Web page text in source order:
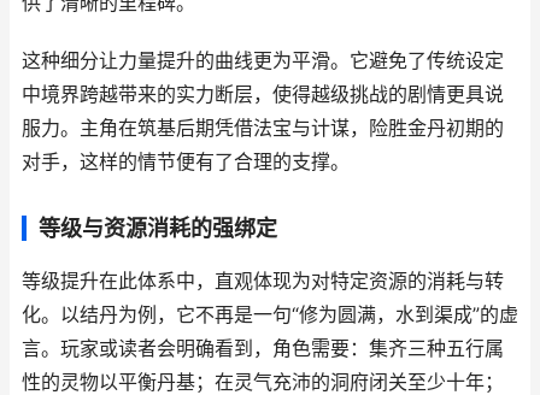
这种细分让力量提升的曲线更为平滑。它避免了传统设定
中境界跨越带来的实力断层，使得越级挑战的剧情更具说
服力。主角在筑基后期凭借法宝与计谋，险胜金丹初期的
对手，这样的情节便有了合理的支撑。
等级与资源消耗的强绑定
等级提升在此体系中，直观体现为对特定资源的消耗与转
化。以结丹为例，它不再是一句“修为圆满，水到渠成”的虚
言。玩家或读者会明确看到，角色需要：集齐三种五行属
性的灵物以平衡丹基；在灵气充沛的洞府闭关至少十年；